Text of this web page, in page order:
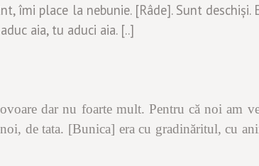
îmi place la nebunie. [Râde]. Sunt
aia, tu aduci aia. [..]
dar nu foarte mult. Pentru că noi am
de tata. [Bunica] era cu gradinăritul, cu